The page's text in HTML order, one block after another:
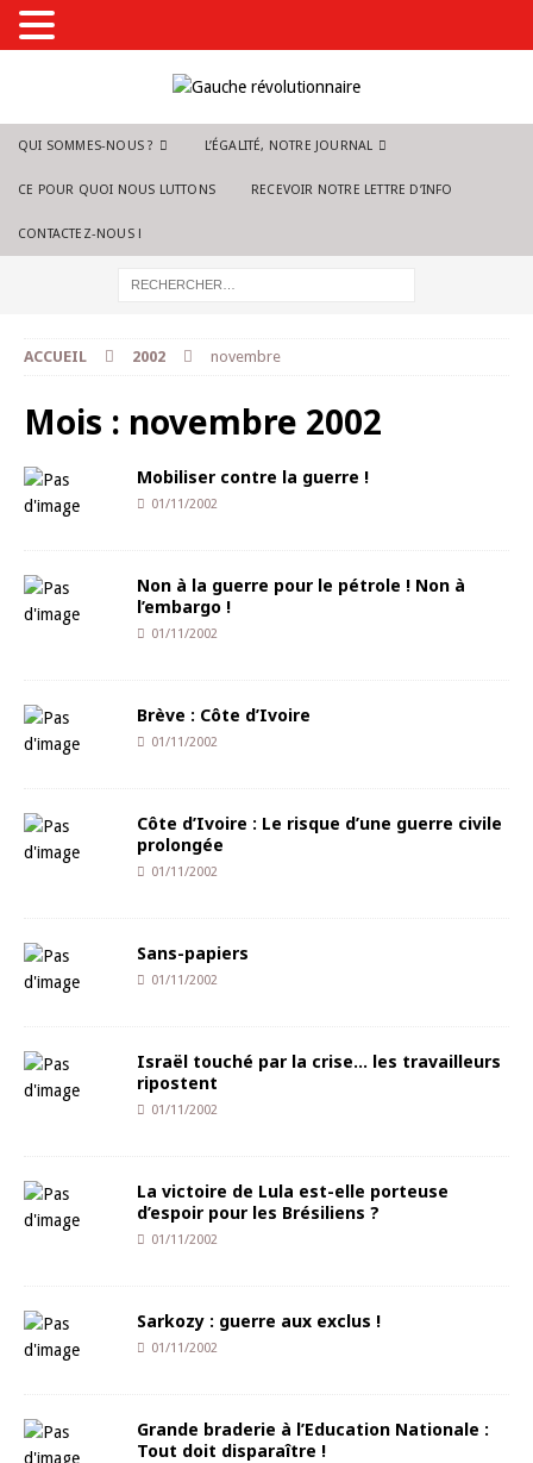
QUI SOMMES-NOUS ? L’ÉGALITÉ, NOTRE JOURNAL
CE POUR QUOI NOUS LUTTONS RECEVOIR NOTRE LETTRE D’INFO
CONTACTEZ-NOUS !
ACCUEIL 2002 novembre
Mois : novembre 2002
Mobiliser contre la guerre !
01/11/2002
Non à la guerre pour le pétrole ! Non à
l’embargo !
01/11/2002
Brève : Côte d’Ivoire
01/11/2002
Côte d’Ivoire : Le risque d’une guerre civile
prolongée
01/11/2002
Sans-papiers
01/11/2002
Israël touché par la crise… les travailleurs
ripostent
01/11/2002
La victoire de Lula est-elle porteuse
d’espoir pour les Brésiliens ?
01/11/2002
Sarkozy : guerre aux exclus !
01/11/2002
Grande braderie à l’Education Nationale :
Tout doit disparaître !